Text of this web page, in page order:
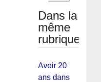
Dans la
même
rubrique
Avoir 20
ans dans